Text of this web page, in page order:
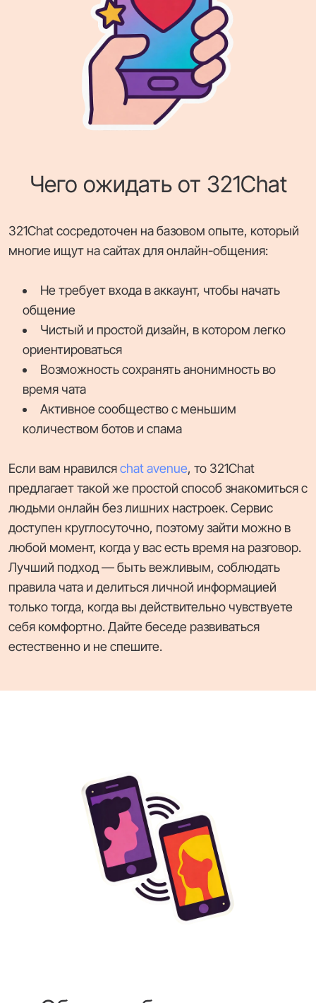
Чего ожидать от 321Chat
321Chat сосредоточен на базовом опыте, который
многие ищут на сайтах для онлайн-общения:
Не требует входа в аккаунт, чтобы начать
общение
Чистый и простой дизайн, в котором легко
ориентироваться
Возможность сохранять анонимность во
время чата
Активное сообщество с меньшим
количеством ботов и спама
Если вам нравилсяchat avenue, то 321Chat
предлагает такой же простой способ знакомиться с
людьми онлайн без лишних настроек. Сервис
доступен круглосуточно, поэтому зайти можно в
любой момент, когда у вас есть время на разговор.
Лучший подход — быть вежливым, соблюдать
правила чата и делиться личной информацией
только тогда, когда вы действительно чувствуете
себя комфортно. Дайте беседе развиваться
естественно и не спешите.